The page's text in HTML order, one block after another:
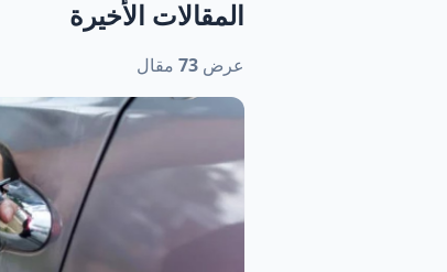
المقالات الأخيرة
عرض 73 مقال